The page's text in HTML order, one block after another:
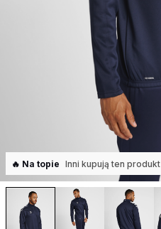
🔥 Na topie Inni kupują ten produkt